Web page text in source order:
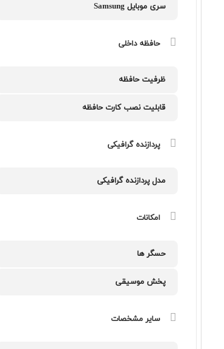
سری موبایل Samsung
حافظه داخلی
ظرفیت حافظه
قابلیت نصب کارت حافظه
پردازنده گرافیکی
مدل پردازنده گرافیکی
امکانات
حسگر ها
پخش موسیقی
سایر مشخصات